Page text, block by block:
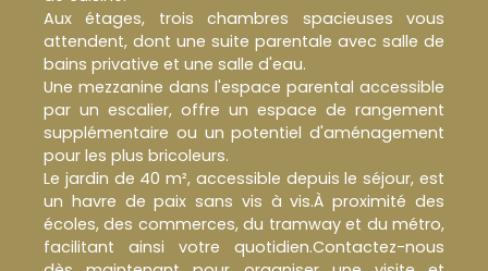
Aux étages, trois chambres spacieuses vous
attendent, dont une suite parentale avec salle de
bains privative et une salle d'eau.
Une mezzanine dans l'espace parental accessible
par un escalier, offre un espace de rangement
supplémentaire ou un potentiel d'aménagement
pour les plus bricoleurs.
Le jardin de 40 m², accessible depuis le séjour, est
un havre de paix sans vis à vis.À proximité des
écoles, des commerces, du tramway et du métro,
facilitant ainsi votre quotidien.Contactez-nous